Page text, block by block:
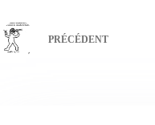
PRÉCÉDENT